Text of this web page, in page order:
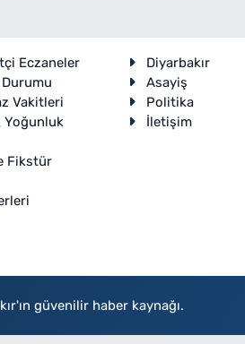
Eczaneler
Durumu
Vakitleri
Yoğunluk
Fikstür
Diyarbakır
Asayiş
Politika
İletişim
güvenilir haber kaynağı.